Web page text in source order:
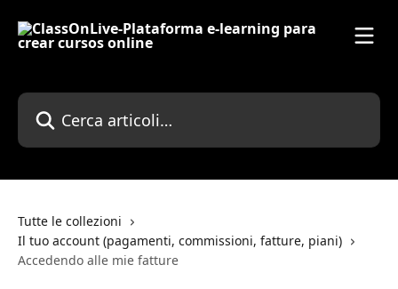
Cerca articoli…
Tutte le collezioni
Il tuo account (pagamenti, commissioni, fatture, piani)
Accedendo alle mie fatture